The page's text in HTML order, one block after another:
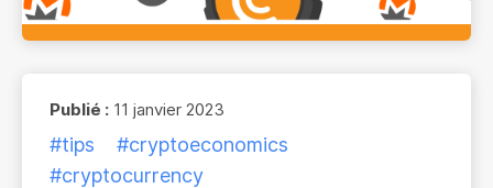
Publié : 11 janvier 2023
#tips
#cryptoeconomics
#cryptocurrency